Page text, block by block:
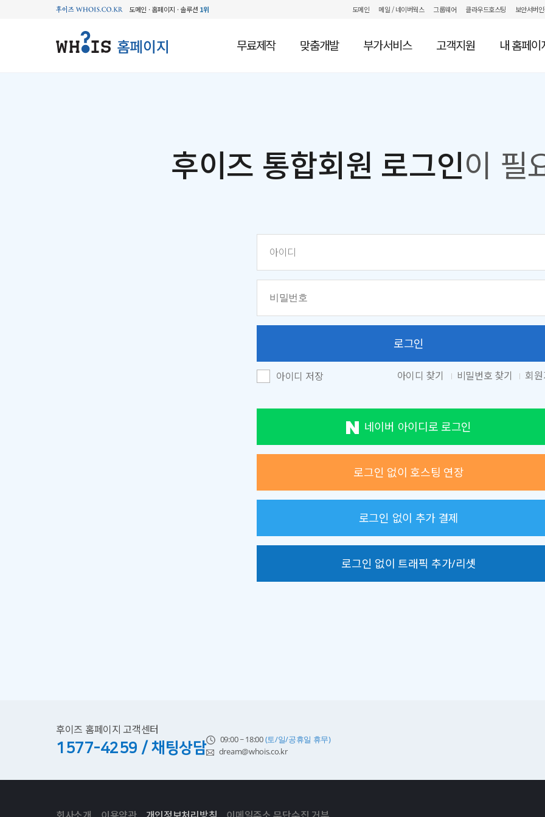
도메인 · 홈페이지 · 솔루션 1위 도메인 메일 / 네이버웍스 그룹웨어 클라우드호스팅 보안서버
홈페이지 무료제작 맞춤개발 부가서비스 고객지원 내 홈페이
후이즈 통합회원 로그인이 필
로그인
아이디 저장 아이디 찾기 비밀번호 찾기 회
네이버 아이디로 로그인
로그인 없이 호스팅 연장
로그인 없이 추가 결제
로그인 없이 트래픽 추가/리셋
후이즈 홈페이지 고객센터
1577-4259 / 채팅상담
09:00 ~ 18:00(토/일/공휴일 휴무)
dream@whois.co.kr